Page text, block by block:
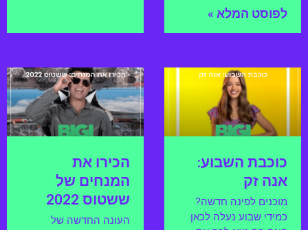
לפוסט המלא »
כוכבת השבוע:
אנה זק
מוכנים לפינה חדשה?
כמידי שבוע נעלה לכאן
הכירו את
המנחים של
ששטוס 2022
העונה החדשה של